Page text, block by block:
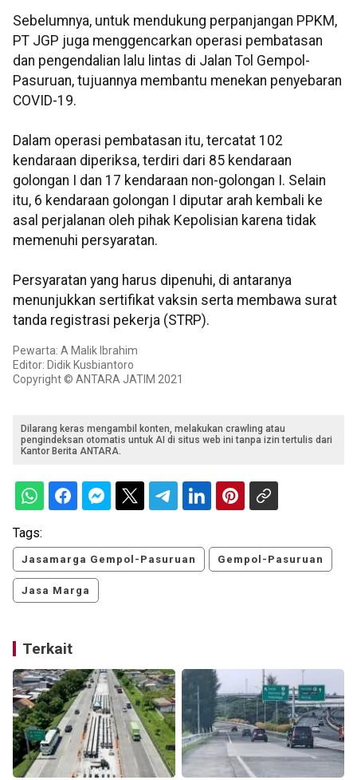
Sebelumnya, untuk mendukung perpanjangan PPKM,
PT JGP juga menggencarkan operasi pembatasan
dan pengendalian lalu lintas di Jalan Tol Gempol-
Pasuruan, tujuannya membantu menekan penyebaran
COVID-19.
Dalam operasi pembatasan itu, tercatat 102
kendaraan diperiksa, terdiri dari 85 kendaraan
golongan I dan 17 kendaraan non-golongan I. Selain
itu, 6 kendaraan golongan I diputar arah kembali ke
asal perjalanan oleh pihak Kepolisian karena tidak
memenuhi persyaratan.
Persyaratan yang harus dipenuhi, di antaranya
menunjukkan sertifikat vaksin serta membawa surat
tanda registrasi pekerja (STRP).
Pewarta: A Malik Ibrahim
Editor: Didik Kusbiantoro
Copyright © ANTARA JATIM 2021
Dilarang keras mengambil konten, melakukan crawling atau
pengindeksan otomatis untuk AI di situs web ini tanpa izin tertulis dari
Kantor Berita ANTARA.
Tags:
Jasamarga Gempol-Pasuruan Gempol-Pasuruan
Jasa Marga
Terkait